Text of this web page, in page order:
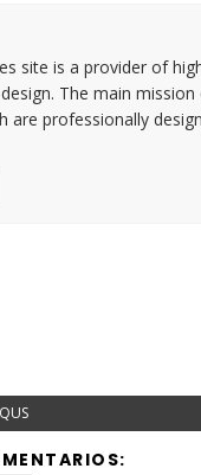
site is a provider of
The main
are professionally